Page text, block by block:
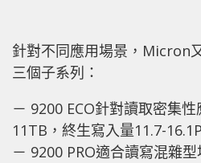
針對不同應用場景，Micron
三個子系列：
－ 9200 ECO針對讀取密集
11TB，終生寫入量11.7-
－ 9200 PRO適合讀寫混雜